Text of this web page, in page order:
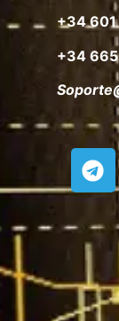
+34
+34